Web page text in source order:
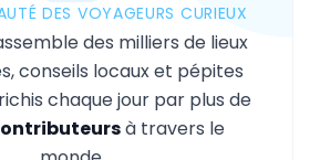
DES VOYAGEURS CURIEUX
des milliers de lieux
conseils locaux et pépites
chaque jour par plus de
à travers le